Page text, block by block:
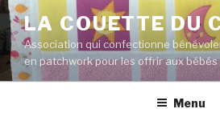
Aller
au
contenu
principal
LA COUETTE DU
Association qui confectionne
en patchwork pour les offrir aux
Menu